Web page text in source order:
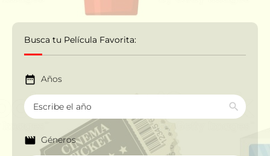
Busca tu Película Favorita:
Años
Géneros